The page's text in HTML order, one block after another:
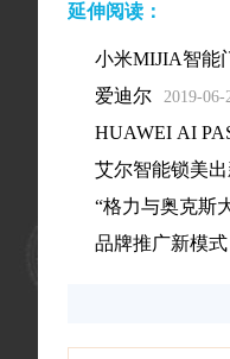
延伸阅读：
小米MIJIA智能
爱迪尔 2019-06-
HUAWEI AI
艾尔智能锁美
“格力与奥克斯
品牌推广新模